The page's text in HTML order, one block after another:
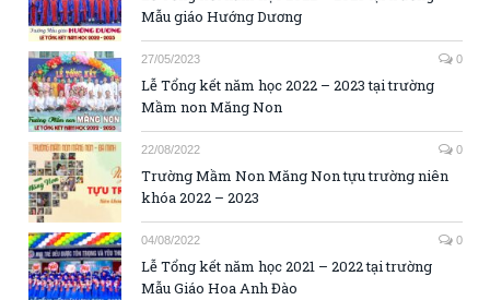
Mẫu giáo Hướng Dương
27/05/2023 0
Lễ Tổng kết năm học 2022 – 2023 tại trường
Mầm non Măng Non
22/08/2022 0
Trường Mầm Non Măng Non tựu trường niên
khóa 2022 – 2023
04/08/2022 0
Lễ Tổng kết năm học 2021 – 2022 tại trường
Mẫu Giáo Hoa Anh Đào